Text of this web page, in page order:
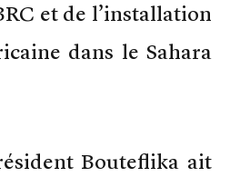
et de l’installation
dans le Sahara
Bouteflika ait